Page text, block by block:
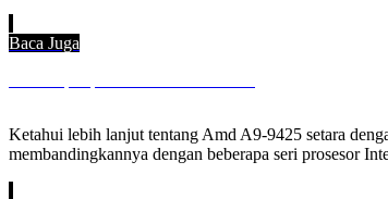
Baca Juga
Ketahui lebih lanjut tentang Amd A9-9425 setara
membandingkannya dengan beberapa seri prosesor